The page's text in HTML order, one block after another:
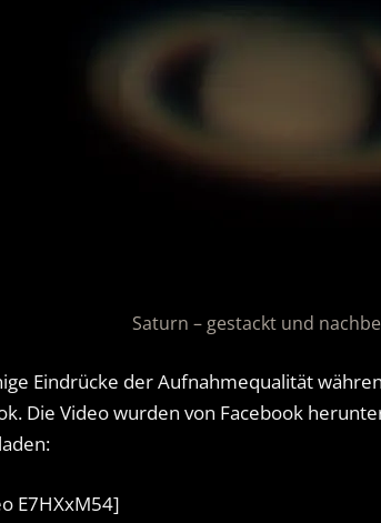
Saturn – gestackt und
Eindrücke der Aufnahmequalität
Die Video wurden von Facebook
E7HXxM54]